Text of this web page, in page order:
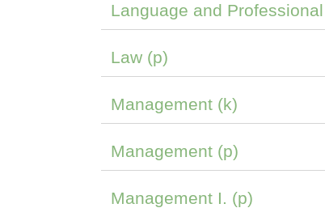
Language and
Law (p)
Management (k)
Management (p)
Management I. (p)